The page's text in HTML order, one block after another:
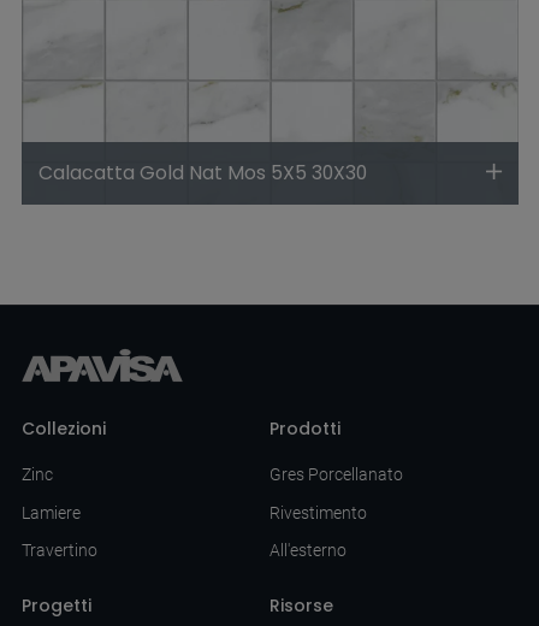
Calacatta Gold Nat Mos 5X5 30X30
Collezioni
Zinc
Lamiere
Travertino
Prodotti
Gres Porcellanato
Rivestimento
All'esterno
Progetti Risorse